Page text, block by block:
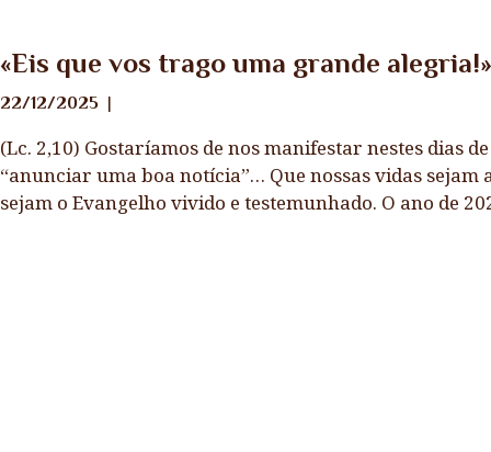
«Eis que vos trago uma grande alegria!»
22/12/2025
(Lc. 2,10) Gostaríamos de nos manifestar nestes dias
“anunciar uma boa notícia”… Que nossas vidas sejam
sejam o Evangelho vivido e testemunhado. O ano de